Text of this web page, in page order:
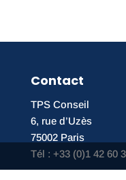
Contact
TPS Conseil
6, rue d’Uzès
75002 Paris
Tél : +33 (0)1 42 60